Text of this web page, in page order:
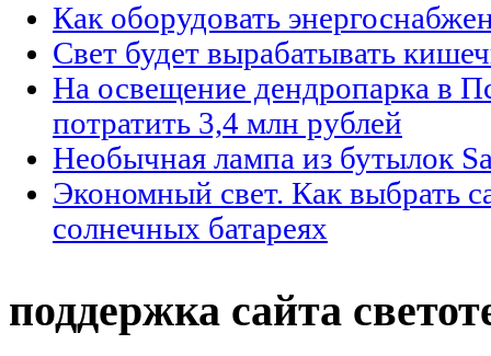
Как оборудовать
Свет будет вырабатывать
На освещение дендропарка в
потратить 3,4 млн рублей
Необычная лампа из бутылок
Экономный свет. Как выбрать
солнечных батареях
поддержка сайта